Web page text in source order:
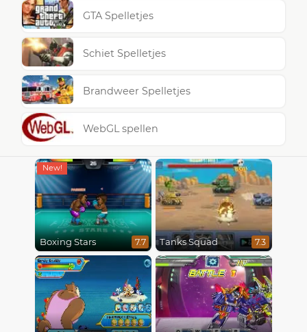
GTA Spelletjes
Schiet Spelletjes
Brandweer Spelletjes
WebGL spellen
Boxing Stars 7.7 Tanks Squad 7.3